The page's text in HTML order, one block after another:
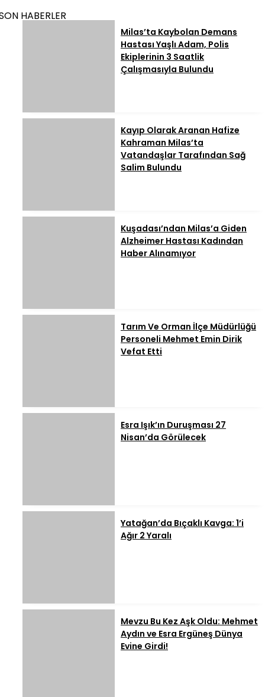
HABERLER
Milas’ta Kaybolan Demans
Hastası Yaşlı Adam, Polis
Ekiplerinin 3 Saatlik
Çalışmasıyla Bulundu
Kayıp Olarak Aranan Hafize
Kahraman Milas’ta
Vatandaşlar Tarafından Sağ
Salim Bulundu
Kuşadası’ndan Milas’a Giden
Alzheimer Hastası Kadından
Haber Alınamıyor
Tarım Ve Orman İlçe Müdürlüğü
Personeli Mehmet Emin Dirik
Vefat Etti
Esra Işık’ın Duruşması 27
Nisan’da Görülecek
Yatağan’da Bıçaklı Kavga: 1’i
Ağır 2 Yaralı
Mevzu Bu Kez Aşk Oldu: Mehmet
Aydın ve Esra Ergüneş Dünya
Evine Girdi!